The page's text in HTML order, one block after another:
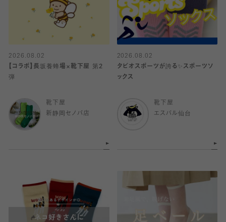
2026.08.02
【コラボ】長坂養蜂場×靴下屋 第2
弾
靴下屋
新静岡セノバ店
2026.08.02
タビオスポーツが誇る✨スポーツソ
ックス
靴下屋
エスパル仙台